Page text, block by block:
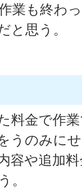
業も終わ
と思う。
料金で作
うのみに
容や追加
。